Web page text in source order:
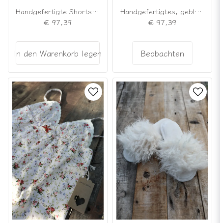
Handgefertigte Shorts mit Blumenmuster
€ 97,39
In den Warenkorb legen
Handgefertigtes, geblümtes Wickeloberteil
€ 97,39
Beobachten